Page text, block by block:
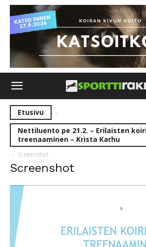
Etusivu
Nettiluento pe 21.2. – Erilaisten
treenaaminen – Krista Karhu
Screenshot
Screenshot